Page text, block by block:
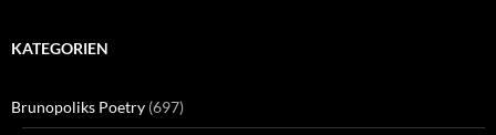
KATEGORIEN
Brunopoliks Poetry (697)